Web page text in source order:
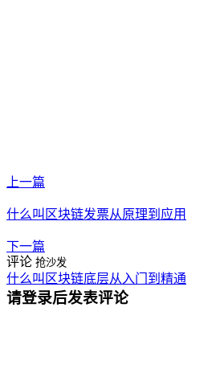
上一篇
什么叫区块链发票从原理到应用
下一篇
什么叫区块链底层从入门到精通
评论 抢沙发
请登录后发表评论